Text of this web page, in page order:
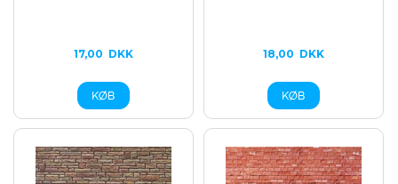
17,00 DKK 18,00 DKK